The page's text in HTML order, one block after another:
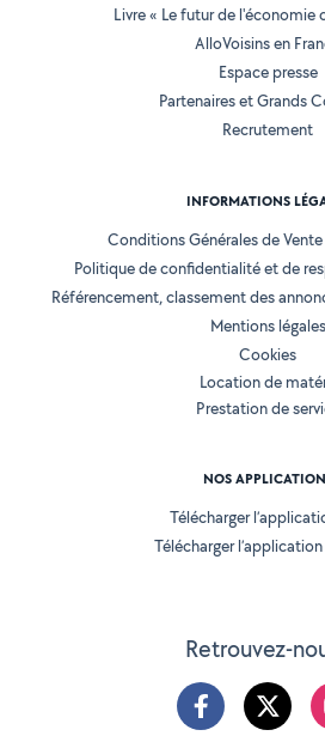
Retrouvez-
Livre « Le futur de l'économie
AlloVoisins en
Espace presse
Partenaires et Grands
Recrutement
INFORMATIONS
Conditions Générales de
Politique de confidentialité et de
Référencement, classement des
Mentions légales
Cookies
Location de
Prestation de
NOS
Télécharger
Télécharger